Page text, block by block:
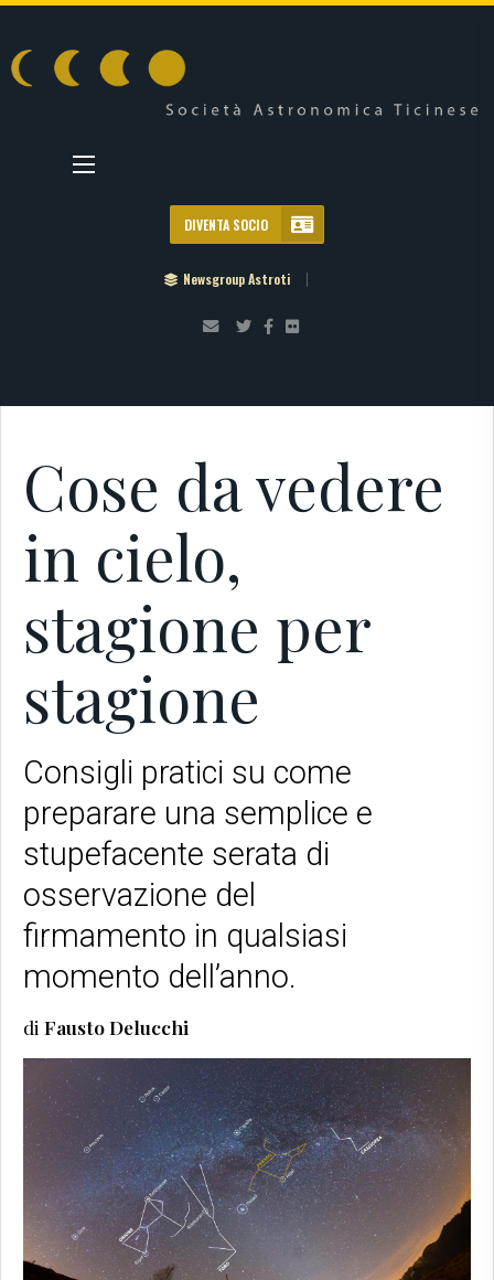
DIVENTA SOCIO
Newsgroup Astroti
Cose da vedere
in cielo,
stagione per
stagione
Consigli pratici su come
preparare una semplice e
stupefacente serata di
osservazione del
firmamento in qualsiasi
momento dell’anno.
di Fausto Delucchi